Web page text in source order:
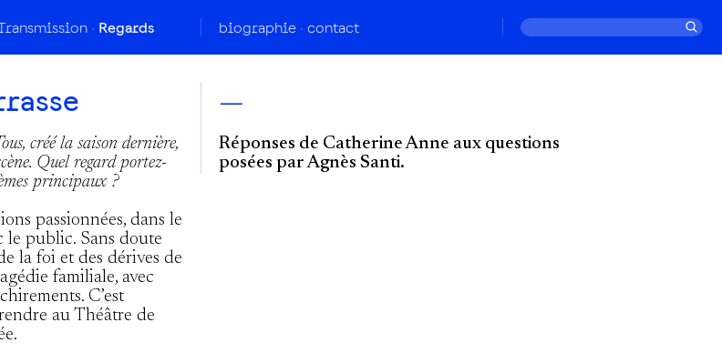
Regards biographie contact
créé la saison dernière,
Quel regard portez-
principaux ?
passionnées, dans le
le public. Sans doute
la foi et des dérives de
familiale, avec
C’est
au Théâtre de
—
Réponses de Catherine Anne aux questions
posées par Agnès Santi.